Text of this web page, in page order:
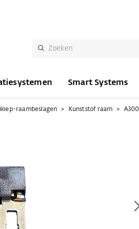
Smart Systems
raambeslagen Kunststof raam A300